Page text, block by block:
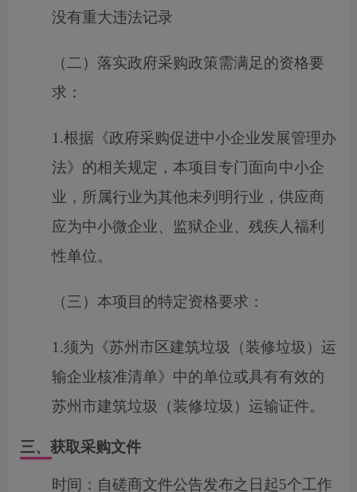
没有重大违法记录
（二）落实政府采购政策需满足的资格要
求：
1.根据《政府采购促进中小企业发展管理办
法》的相关规定，本项目专门面向中小企
业，所属行业为其他未列明行业，供应商
应为中小微企业、监狱企业、残疾人福利
性单位。
（三）本项目的特定资格要求：
1.须为《苏州市区建筑垃圾（装修垃圾）运
输企业核准清单》中的单位或具有有效的
苏州市建筑垃圾（装修垃圾）运输证件。
三、获取采购文件
时间： 自磋商文件公告发布之日起5个工作